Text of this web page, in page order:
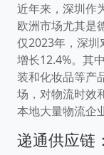
近年来，深圳作
欧洲市场尤其是
仅2023年，深圳
增长12.4%。其
装和化妆品等产
场，对物流时效
本地大量物流企
递通供应链